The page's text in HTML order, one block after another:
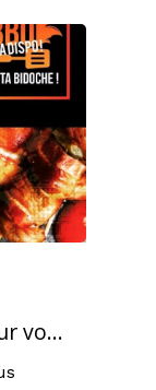
vo…